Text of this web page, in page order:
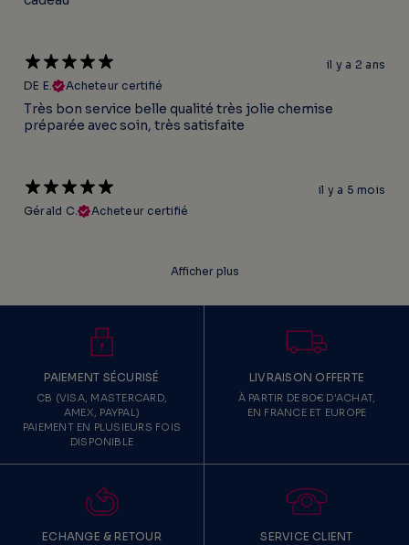
il y a 2 ans
DE E.
Acheteur certifié
Très bon service belle qualité très jolie chemise
préparée avec soin, très satisfaite
il y a 5 mois
Gérald C.
Acheteur certifié
Afficher plus
PAIEMENT SÉCURISÉ
CB (VISA, MASTERCARD,
AMEX, PAYPAL)
PAIEMENT EN PLUSIEURS FOIS
DISPONIBLE
LIVRAISON OFFERTE
À PARTIR DE 80€ D'ACHAT,
EN FRANCE ET EUROPE
ECHANGE & RETOUR SERVICE CLIENT